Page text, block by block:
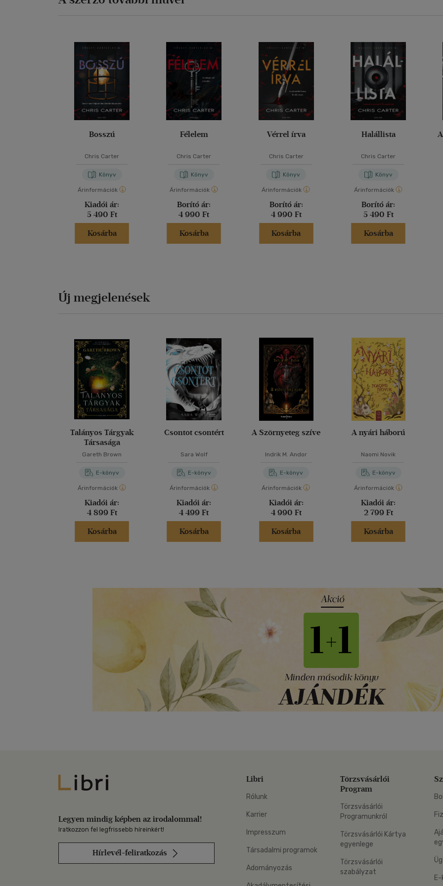
Bosszú
Chris Carter
Könyv
Árinformációk
Kiadói ár:
5 490 Ft
Kosárba
Félelem
Chris Carter
Könyv
Árinformációk
Borító ár:
4 990 Ft
Kosárba
Vérrel írva
Chris Carter
Könyv
Árinformációk
Borító ár:
4 990 Ft
Kosárba
Halállista
Chris Carter
Könyv
Árinformációk
Borító ár:
5 490 Ft
Kosárba
Új megjelenések
Talányos Tárgyak
Társasága
Gareth Brown
E-könyv
Árinformációk
Kiadói ár:
4 899 Ft
Kosárba
Csontot csontért
Sara Wolf
E-könyv
Árinformációk
Kiadói ár:
4 499 Ft
Kosárba
A Szörnyeteg szíve
Indrik M. Andor
E-könyv
Árinformációk
Kiadói ár:
4 990 Ft
Kosárba
A nyári háború
Naomi Novik
E-könyv
Árinformációk
Kiadói ár:
2 799 Ft
Kosárba
Libri
Legyen mindig képben az irodalommal!
Iratkozzon fel legfrissebb híreinkért!
Hírlevél-feliratkozás
Libri
Rólunk
Karrier
Impresszum
Társadalmi programok
Adományozás
Törzsvásárlói
Program
Törzsvásárlói
Programunkról
Törzsvásárlói Kártya
egyenlege
Törzsvásárlói
szabályzat